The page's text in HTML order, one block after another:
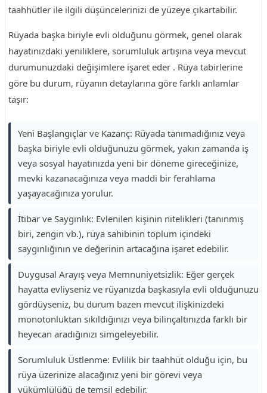
taahhütler ile ilgili düşüncelerinizi de yüzeye çıkartabilir.
Rüyada başka biriyle evli olduğunu görmek, genel olarak
hayatınızdaki yeniliklere, sorumluluk artışına veya mevcut
durumunuzdaki değişimlere işaret eder . Rüya tabirlerine
göre bu durum, rüyanın detaylarına göre farklı anlamlar
taşır:
Yeni Başlangıçlar ve Kazanç: Rüyada tanımadığınız veya
başka biriyle evli olduğunuzu görmek, yakın zamanda iş
veya sosyal hayatınızda yeni bir döneme gireceğinize,
mevki kazanacağınıza veya maddi bir ferahlama
yaşayacağınıza yorulur.
İtibar ve Saygınlık: Evlenilen kişinin nitelikleri (tanınmış
biri, zengin vb.), rüya sahibinin toplum içindeki
saygınlığının ve değerinin artacağına işaret edebilir.
Duygusal Arayış veya Memnuniyetsizlik: Eğer gerçek
hayatta evliyseniz ve rüyanızda başkasıyla evli olduğunuzu
gördüyseniz, bu durum bazen mevcut ilişkinizdeki
monotonluktan sıkıldığınızı veya bilinçaltınızda farklı bir
heyecan aradığınızı simgeleyebilir.
Sorumluluk Üstlenme: Evlilik bir taahhüt olduğu için, bu
rüya üzerinize alacağınız yeni bir görevi veya
yükümlülüğü de temsil edebilir.